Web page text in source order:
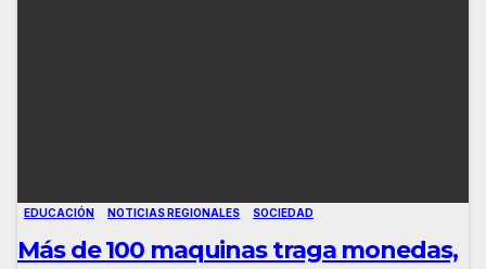
EDUCACIÓN NOTICIAS REGIONALES SOCIEDAD
Más de 100 maquinas traga monedas,